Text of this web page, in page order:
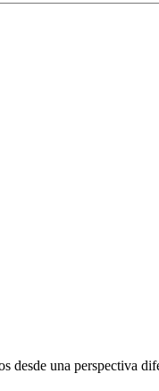
una perspectiva